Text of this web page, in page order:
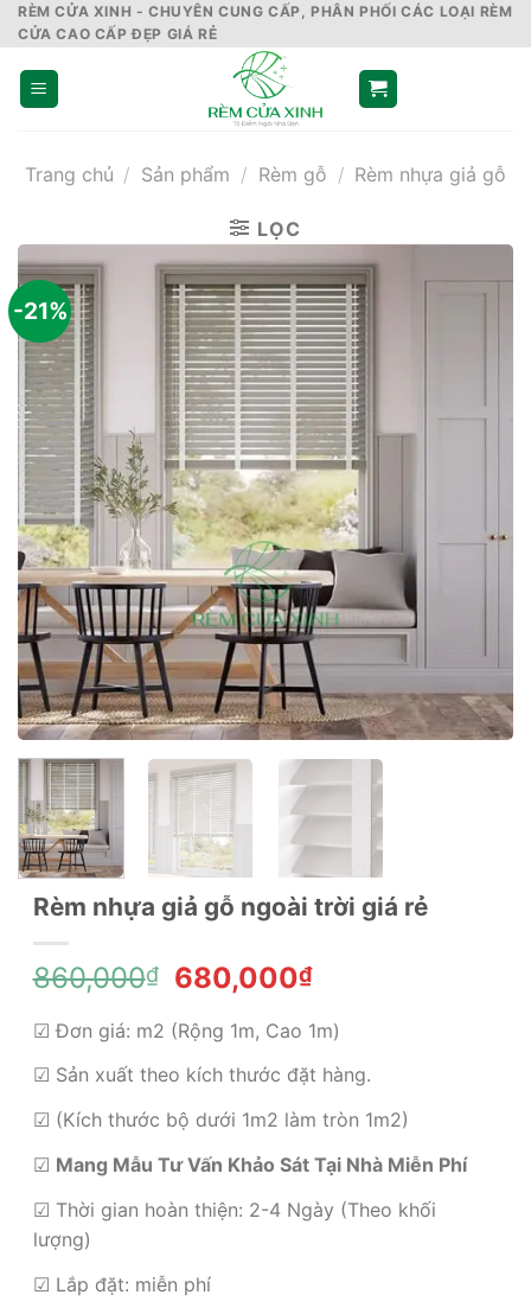
Skip
to
content
RÈM CỬA XINH - CHUYÊN CUNG CẤP, PHÂN PHỐI CÁC LOẠI RÈM
CỬA CAO CẤP ĐẸP GIÁ RẺ
Trang chủ / Sản phẩm / Rèm gỗ / Rèm nhựa giả gỗ
LỌC
-21%
Rèm nhựa giả gỗ ngoài trời giá rẻ
860,000₫
Giá
là:
860,000₫.
680,000₫Giá
tại
là:
680,000₫.
☑ Đơn giá: m2 (Rộng 1m, Cao 1m)
☑ Sản xuất theo kích thước đặt hàng.
☑ (Kích thước bộ dưới 1m2 làm tròn 1m2)
☑ Mang Mẫu Tư Vấn Khảo Sát Tại Nhà Miễn Phí
☑ Thời gian hoàn thiện: 2-4 Ngày (Theo khối
lượng)
☑ Lắp đặt: miễn phí